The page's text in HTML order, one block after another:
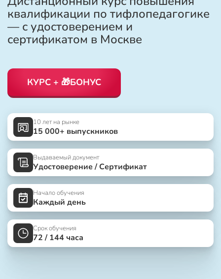
квалификации по тифлопедагогике
— с удостоверением и
сертификатом в Москве
КУРС + 🎁БОНУС
10 лет на рынке
15 000+ выпускников
Выдаваемый документ
Удостоверение / Сертификат
Начало обучения
Каждый день
Срок обучения
72 / 144 часа